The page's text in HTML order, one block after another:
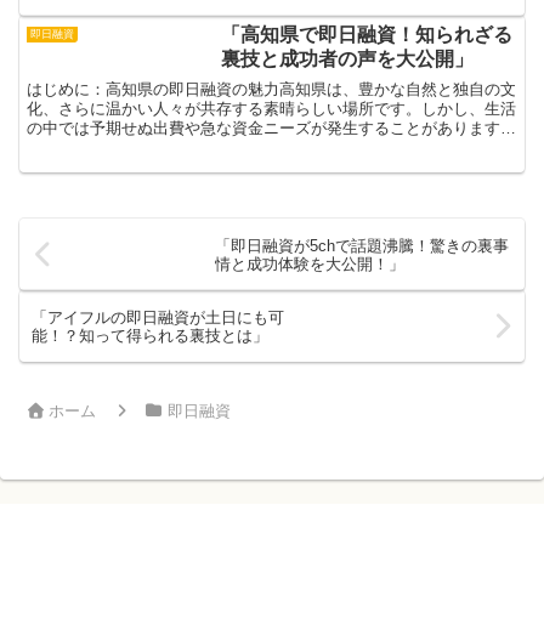
即日融資
「高知県で即日融資！知られざる
裏技と成功者の声を大公開」
はじめに：高知県の即日融資の魅力高知県は、豊かな自然と独自の文
化、さらに温かい人々が共存する素晴らしい場所です。しかし、生活
の中では予期せぬ出費や急な資金ニーズが発生することがあります。
「即日融資が5chで話題沸騰！驚きの裏事
情と成功体験を大公開！」
「アイフルの即日融資が土日にも可
能！？知って得られる裏技とは」
ホーム 即日融資